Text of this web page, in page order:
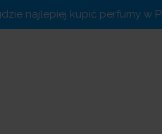
najlepiej kupić perfumy w